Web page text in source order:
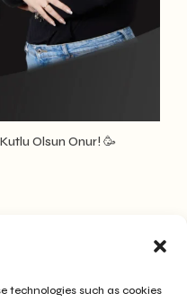
technologies such as cookies